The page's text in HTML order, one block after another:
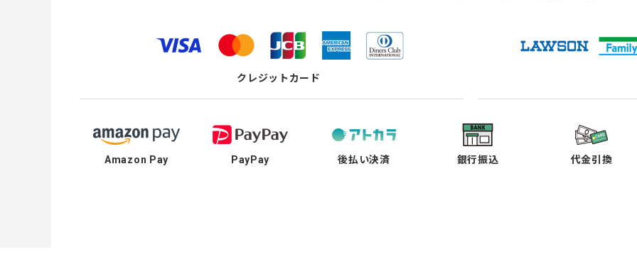
クレジットカード
Amazon Pay PayPay 後払い決済 銀行振込 代金引換
し
タ
ブ
で
し
タ
ブ
で
し
タ
ブ
で
し
タ
ブ
で